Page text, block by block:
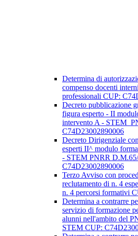
Determina di
compenso docenti
professionali CUP:
Decreto pubblicazione
figura esperto - II
intervento A -
C74D23002890006
Decreto Dirigenziale
esperti II^ modulo
- STEM PNRR
C74D23002890006
Terzo Avviso con
reclutamento di n. 4
n. 4 percorsi formativi
Determina a contrarre
servizio di formazione
alunni nell'ambito del
STEM CUP: